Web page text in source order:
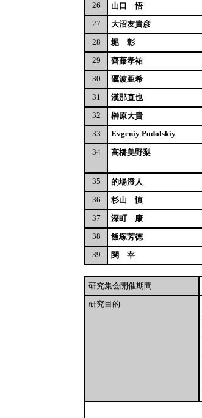
26
山口 悟
27
大沼友貴彦
28
堀 彰
29
齊藤孝祐
30
礪波亜希
31
漢那直也
32
榊原大貴
33
Evgeniy Podolskiy
34
高橋美野梨
35 的場澄人
36
杉山 慎
37
深町 康
38
飯塚芳徳
39
関 宰
研究集会開催期間
研究目的